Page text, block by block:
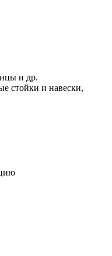
и др.
стойки и навески,